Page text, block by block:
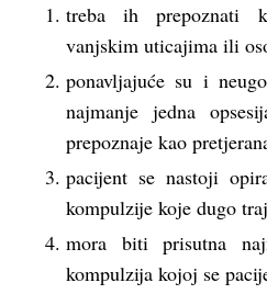
treba ih prepoznati
vanjskim uticajima ili
ponavljajuće su i
najmanje jedna
prepoznaje kao
pacijent se nastoji
kompulzije koje dugo
mora biti prisutna
kompulzija kojoj se